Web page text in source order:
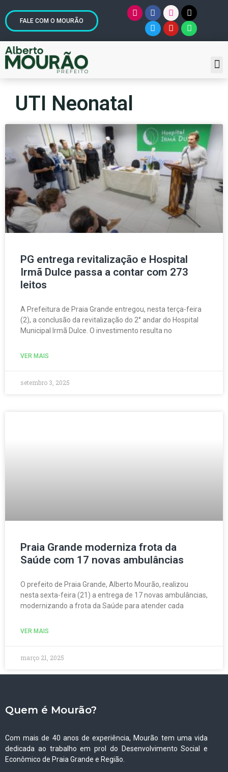
FALE COM O MOURÃO
UTI Neonatal
PG entrega revitalização e Hospital
Irmã Dulce passa a contar com 273
leitos
A Prefeitura de Praia Grande entregou, nesta terça-feira
(2), a conclusão da revitalização do 2° andar do Hospital
Municipal Irmã Dulce. O investimento resulta no
VER MAIS
setembro 3, 2025
Praia Grande moderniza frota da
Saúde com 17 novas ambulâncias
O prefeito de Praia Grande, Alberto Mourão, realizou
nesta sexta-feira (21) a entrega de 17 novas ambulâncias,
modernizando a frota da Saúde para atender cada
VER MAIS
março 21, 2025
Quem é Mourão?
Com mais de 40 anos de experiência, Mourão tem uma vida
dedicada ao trabalho em prol do Desenvolvimento Social e
Econômico de Praia Grande e Região.